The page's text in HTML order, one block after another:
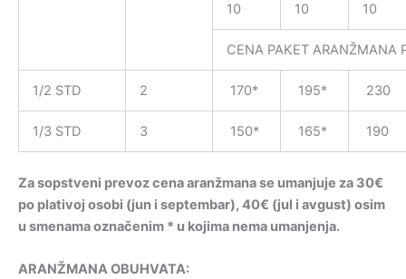
10 10 10
CENA PAKET ARANŽMANA
1/2 STD 2 170* 195* 230
1/3 STD 3 150* 165* 190
Za sopstveni prevoz cena aranžmana se umanjuje za 30€
po plativoj osobi (jun i septembar), 40€ (jul i avgust) osim
u smenama označenim * u kojima nema umanjenja.
ARANŽMANA OBUHVATA: